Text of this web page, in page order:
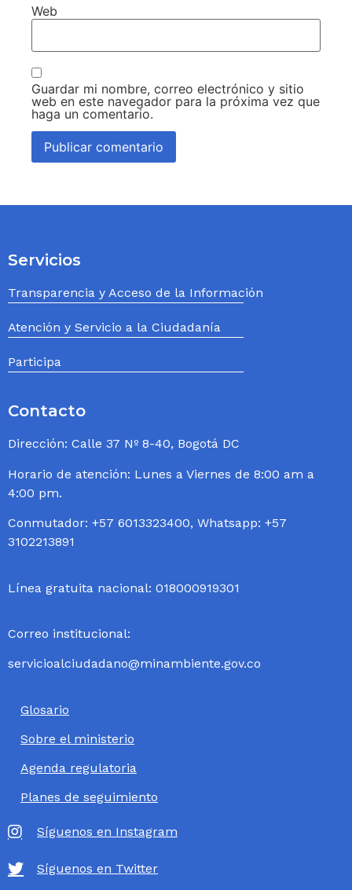
Web
Guardar mi nombre, correo electrónico y sitio
web en este navegador para la próxima vez que
haga un comentario.
Servicios
Transparencia y Acceso de la Información
Atención y Servicio a la Ciudadanía
Participa
Contacto
Dirección: Calle 37 Nº 8-40, Bogotá DC
Horario de atención: Lunes a Viernes de 8:00 am a
4:00 pm.
Conmutador: +57 6013323400, Whatsapp: +57
3102213891
Línea gratuita nacional: 018000919301
Correo institucional:
servicioalciudadano@minambiente.gov.co
Glosario
Sobre el ministerio
Agenda regulatoria
Planes de seguimiento
Síguenos en Instagram
Síguenos en Twitter